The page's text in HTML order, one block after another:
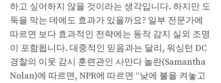
하고 싶어하지 않을 것이라는 생각입니다. 하지만 도
둑을 막는 데에도 효과가 있을까요? 일부 전문가에
따르면 보다 효과적인 전략에는 동작 감지 실외 조명
이 포함됩니다. 대중적인 믿음과는 달리, 워싱턴 DC
경찰의 이웃 감시 훈련관인 사만다 놀란(Samantha
Nolan)에 따르면, NPR에 따르면 “낮에 불을 켜놓고